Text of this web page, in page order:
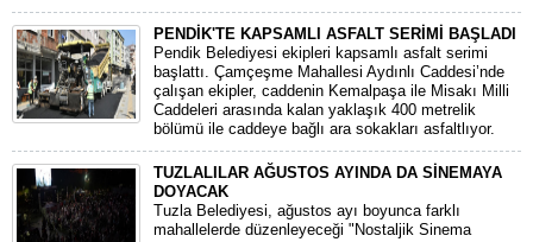
PENDİK'TE KAPSAMLI ASFALT SERİMİ BAŞLADI
Pendik Belediyesi ekipleri kapsamlı asfalt serimi
başlattı. Çamçeşme Mahallesi Aydınlı Caddesi’nde
çalışan ekipler, caddenin Kemalpaşa ile Misakı Milli
Caddeleri arasında kalan yaklaşık 400 metrelik
bölümü ile caddeye bağlı ara sokakları asfaltlıyor.
TUZLALILAR AĞUSTOS AYINDA DA SİNEMAYA
DOYACAK
Tuzla Belediyesi, ağustos ayı boyunca farklı
mahallelerde düzenleyeceği "Nostaljik Sinema